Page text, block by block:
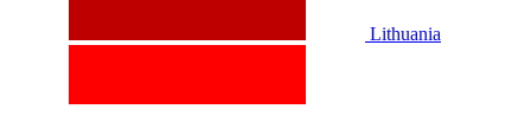
Lithuania